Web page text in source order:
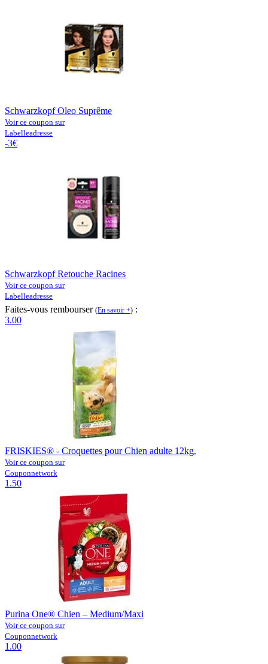
Schwarzkopf Oleo Suprême
Voir ce coupon sur
Labelleadresse
-3€
Schwarzkopf Retouche Racines
Voir ce coupon sur
Labelleadresse
Faites-vous rembourser (En savoir +) :
3.00
FRISKIES® - Croquettes pour Chien adulte 12kg.
Voir ce coupon sur
Couponnetwork
1.50
Purina One® Chien – Medium/Maxi
Voir ce coupon sur
Couponnetwork
1.00